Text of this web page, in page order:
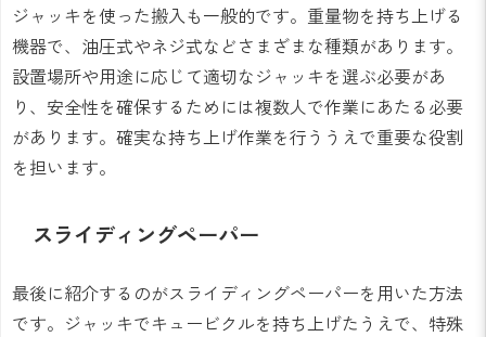
ジャッキを使った搬入も一般的です。重量物を持ち上げる
機器で、油圧式やネジ式などさまざまな種類があります。
設置場所や用途に応じて適切なジャッキを選ぶ必要があ
り、安全性を確保するためには複数人で作業にあたる必要
があります。確実な持ち上げ作業を行ううえで重要な役割
を担います。
スライディングペーパー
最後に紹介するのがスライディングペーパーを用いた方法
です。ジャッキでキュービクルを持ち上げたうえで、特殊